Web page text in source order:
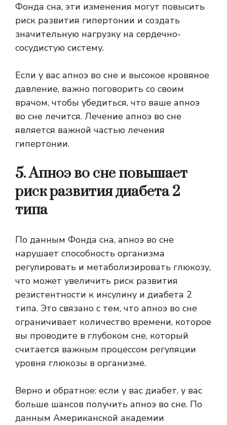
Фонда сна, эти изменения могут повысить
риск развития гипертонии и создать
значительную нагрузку на сердечно-
сосудистую систему.
Если у вас апноэ во сне и высокое кровяное
давление, важно поговорить со своим
врачом, чтобы убедиться, что ваше апноэ
во сне лечится. Лечение апноэ во сне
является важной частью лечения
гипертонии.
5. Апноэ во сне повышает
риск развития диабета 2
типа
По данным Фонда сна, апноэ во сне
нарушает способность организма
регулировать и метаболизировать глюкозу,
что может увеличить риск развития
резистентности к инсулину и диабета 2
типа. Это связано с тем, что апноэ во сне
ограничивает количество времени, которое
вы проводите в глубоком сне, который
считается важным процессом регуляции
уровня глюкозы в организме.
Верно и обратное: если у вас диабет, у вас
больше шансов получить апноэ во сне. По
данным Американской академии